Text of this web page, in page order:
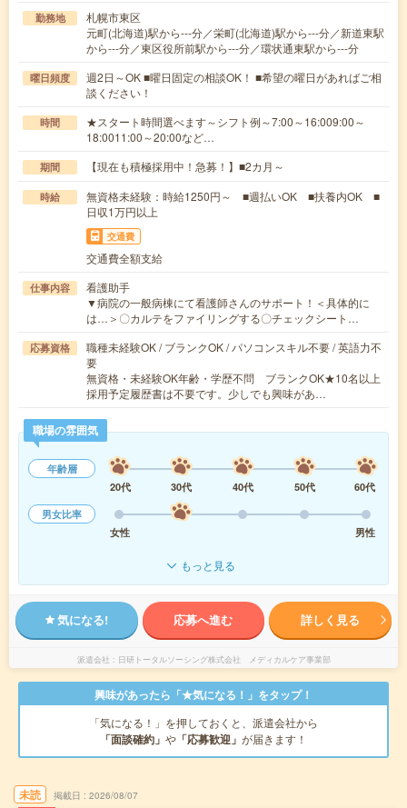
勤務地
札幌市東区
元町(北海道)駅から---分／栄町(北海道)駅から---分／新道東駅
から---分／東区役所前駅から---分／環状通東駅から---分
曜日頻度
週2日～OK ■曜日固定の相談OK！ ■希望の曜日があればご相
談ください！
時間
★スタート時間選べます～シフト例～7:00～16:009:00～
18:0011:00～20:00など…
期間 【現在も積極採用中！急募！】■2カ月～
時給
無資格未経験：時給1250円～ ■週払いOK ■扶養内OK ■
日収1万円以上
交通費
交通費全額支給
仕事内容
看護助手
▼病院の一般病棟にて看護師さんのサポート！＜具体的に
は…＞〇カルテをファイリングする〇チェックシート…
応募資格
職種未経験OK / ブランクOK / パソコンスキル不要 / 英語力不
要
無資格・未経験OK年齢・学歴不問 ブランクOK★10名以上
採用予定履歴書は不要です。少しでも興味があ…
職場の雰囲気
年齢層
20代
30代 40代 50代
60代
男女比率
女性
男性
もっと見る
気になる! 応募へ進む 詳しく見る
派遣会社 日研トータルソーシング株式会社 メディカルケア事業部
興味があったら「★気になる！」をタップ！
「気になる！」を押しておくと、派遣会社から
「面談確約」 や 「応募歓迎」 が届きます！
未読 掲載日 2026/08/07